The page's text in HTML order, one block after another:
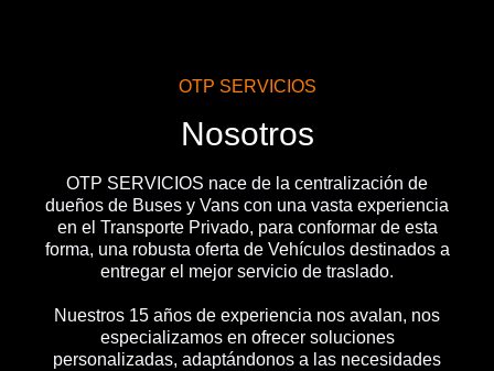
OTP SERVICIOS
Nosotros
OTP SERVICIOS nace de la centralización de
dueños de Buses y Vans con una vasta experiencia
en el Transporte Privado, para conformar de esta
forma, una robusta oferta de Vehículos destinados a
entregar el mejor servicio de traslado.
Nuestros 15 años de experiencia nos avalan, nos
especializamos en ofrecer soluciones
personalizadas, adaptándonos a las necesidades